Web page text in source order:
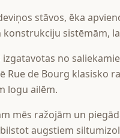
stāvos, ēka
sistēmām,
izgatavotas no
Rue de Bourg klasisko
logu ailēm.
mēs ražojām un
augstiem